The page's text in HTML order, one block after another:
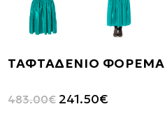
ΤΑΦΤΑΔΕΝΙΟ ΦΟΡΕΜΑ
483.00€ Original
241.50€